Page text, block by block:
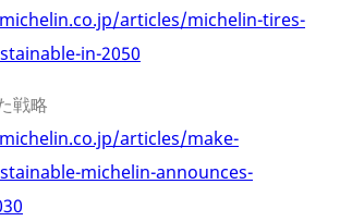
articles/michelin-tires-
in-2050
戦略
articles/make-
michelin-announces-